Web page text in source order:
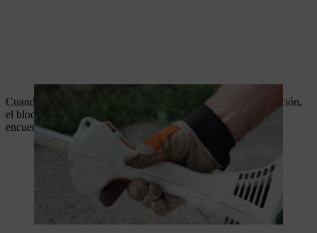
Cuando el acelerador está fijado, puedes soltarlo y, a continuación,
el bloqueo del acelerador, uno detrás de otro. La máquina se
encuentra ahora en la posición de aceleración de arranque.